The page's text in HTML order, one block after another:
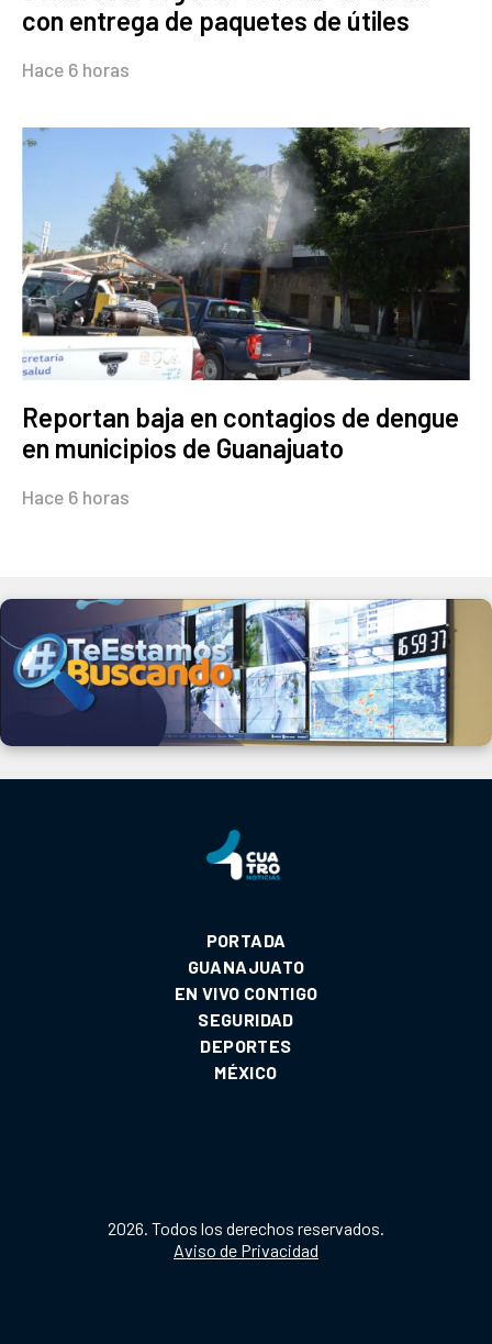
con entrega de paquetes de útiles
Hace 6 horas
Reportan baja en contagios de dengue
en municipios de Guanajuato
Hace 6 horas
PORTADA
GUANAJUATO
EN VIVO CONTIGO
SEGURIDAD
DEPORTES
MÉXICO
2026. Todos los derechos reservados.
Aviso de Privacidad